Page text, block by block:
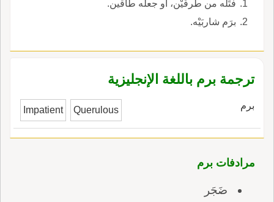
فتَله من طرفَيْن، أو جعله طاقين.
برَم شاربَيْه.
ترجمة برم باللغة الإنجليزية
برم Impatient Querulous
مرادفات برم
ضَجَر